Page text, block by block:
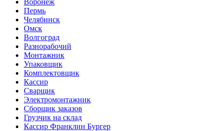
Пермь
Челябинск
Омск
Волгоград
Разнорабочий
Монтажник
Упаковщик
Комплектовщик
Кассир
Сварщик
Электромонтажник
Сборщик заказов
Грузчик на склад
Кассир Франклин Бургер